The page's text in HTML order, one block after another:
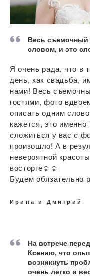
Весь съемочный
словом, и это
Я очень рада, что в
день, как свадьба,
нами! Весь
гостями, фото
описать одним
кажется, это именно
сложиться у вас с
произошло! А в
невероятной
восторге☺️☺️
Будем обязательно
Ирина и Дмитрий
На встрече
Ксению, что
возникнуть
очень легко и